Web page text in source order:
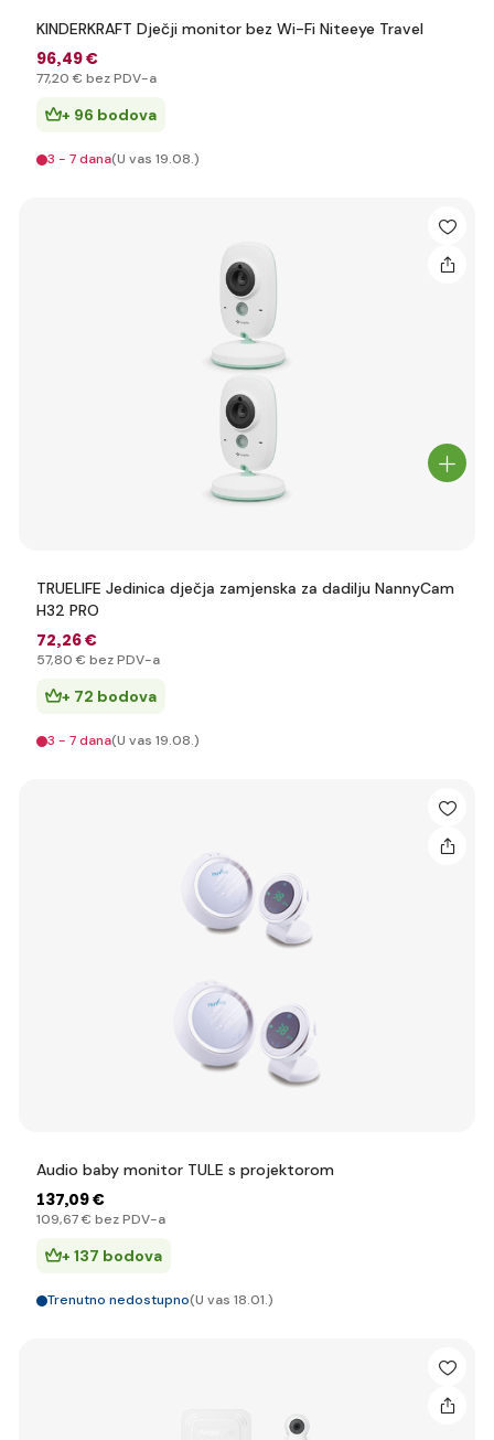
KINDERKRAFT Dječji monitor bez Wi-Fi Niteeye Travel
96,49 €
77,20 € bez PDV-a
+ 96 bodova
3 - 7 dana(U vas 19.08.)
TRUELIFE Jedinica dječja zamjenska za dadilju NannyCam
H32 PRO
72,26 €
57,80 € bez PDV-a
+ 72 bodova
3 - 7 dana(U vas 19.08.)
Audio baby monitor TULE s projektorom
137,09 €
109,67 € bez PDV-a
+ 137 bodova
Trenutno nedostupno(U vas 18.01.)